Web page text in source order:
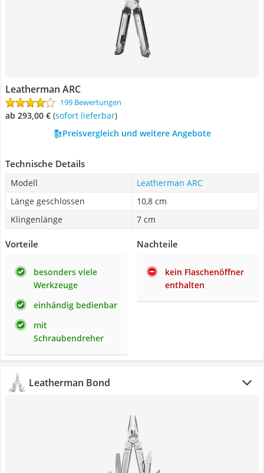
Leatherman ARC
199 Bewertungen
ab 293,00 € ( Sofort lieferbar)
Preisvergleich und weitere Angebote
Technische Details
Modell
Leatherman ARC
Länge geschlossen
10,8 cm
Klingenlänge
7 cm
Vorteile
besonders viele
Werkzeuge
einhändig bedienbar
mit
Schraubendreher
Nachteile
kein Flaschenöffner
enthalten
Leatherman Bond